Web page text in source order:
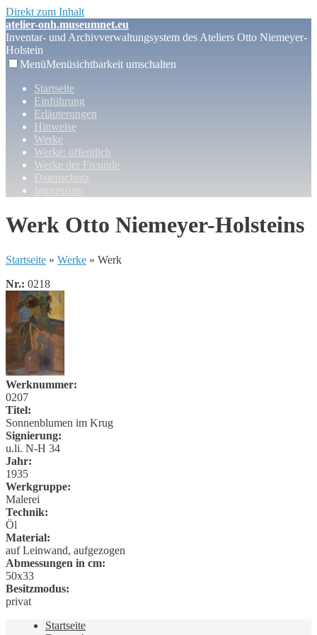
Direkt zum Inhalt
atelier-onh.museumnet.eu
Inventar- und Archivverwaltungsystem des Ateliers Otto Niemeyer-
Holstein
MenüMenüsichtbarkeit umschalten
Startseite
Einführung
Erläuterungen
Hinweise
Werke
Werke: öffentlich
Werke der Freunde
Datenschutz
Impressum
Werk Otto Niemeyer-Holsteins
Startseite » Werke » Werk
Nr.: 0218
Werknummer:
0207
Titel:
Sonnenblumen im Krug
Signierung:
u.li. N-H 34
Jahr:
1935
Werkgruppe:
Malerei
Technik:
Öl
Material:
auf Leinwand, aufgezogen
Abmessungen in cm:
50x33
Besitzmodus:
privat
Startseite